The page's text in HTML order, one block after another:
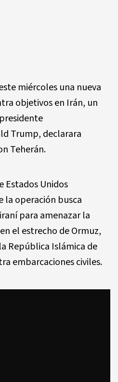
miércoles una nueva
objetivos en Irán, un
Trump, declarara
Teherán.
Estados Unidos
la operación busca
para amenazar la
el estrecho de Ormuz,
República Islámica de
embarcaciones civiles.